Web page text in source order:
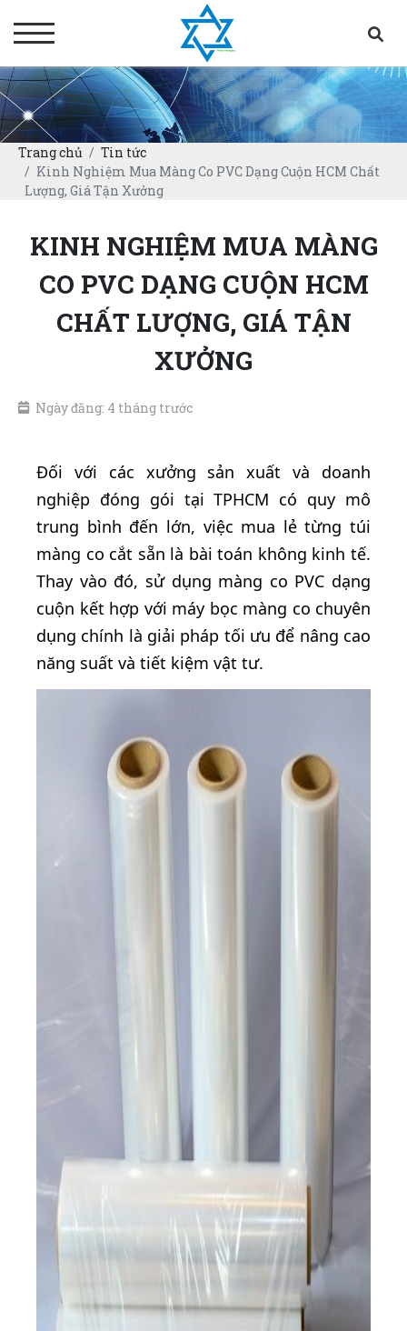
Trang chủ
Tin tức
Kinh Nghiệm Mua Màng Co PVC Dạng Cuộn HCM Chất
Lượng, Giá Tận Xưởng
KINH NGHIỆM MUA MÀNG
CO PVC DẠNG CUỘN HCM
CHẤT LƯỢNG, GIÁ TẬN
XƯỞNG
Ngày đăng: 4 tháng trước
Đối với các xưởng sản xuất và doanh
nghiệp đóng gói tại TPHCM có quy mô
trung bình đến lớn, việc mua lẻ từng túi
màng co cắt sẵn là bài toán không kinh tế.
Thay vào đó, sử dụng màng co PVC dạng
cuộn kết hợp với máy bọc màng co chuyên
dụng chính là giải pháp tối ưu để nâng cao
năng suất và tiết kiệm vật tư.